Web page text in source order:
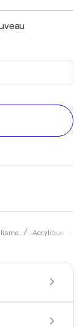
Acrylique